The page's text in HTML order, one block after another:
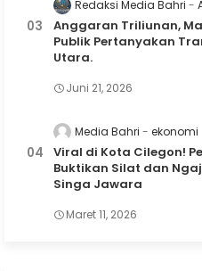
Redaksi Media Bahri
Anggaran Triliunan,
Publik Pertanyakan
Utara.
Juni 21, 2026
Media Bahri ekonomi
Viral di Kota Cilegon!
Buktikan Silat dan
Singa Jawara
Maret 11, 2026